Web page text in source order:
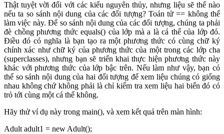
Thật tuyệt vời đối với các kiểu nguyên thủy, nhưng liệu sẽ thế nào
nếu ta so sánh nội dung của các đối tượng? Toán tử == không thể
làm việc này. Để so sánh nội dung của các đối tượng, chúng ta phải
đè chồng phương thức equals() của lớp mà a là cá thể của lớp đó.
Điều đó có nghĩa là bạn tạo ra một phương thức có cùng chữ ký
chính xác như chữ ký của phương thức của một trong các lớp cha
(superclasses), nhưng bạn sẽ triển khai thực hiện phương thức này
khác với phương thức của lớp bậc trên. Nếu làm như vậy, bạn có
thể so sánh nội dung của hai đối tượng để xem liệu chúng có giống
nhau không chứ không phải là chỉ kiểm tra xem liệu hai biến đó có
trỏ tới cùng một cá thể không.
Hãy thử ví dụ này trong main(), và xem kết quả trên màn hình:
Adult adult1 = new Adult();